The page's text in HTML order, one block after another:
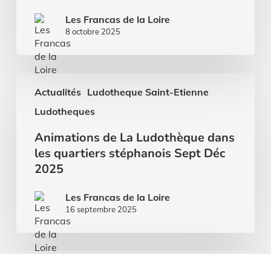
DeverchèreLes Francas de la Loire
8 octobre 2025
Actualités Ludotheque Saint-Etienne
Ludotheques
dans
quartiers
stéphanois
2025
Animations de La Ludothèque dans
les quartiers stéphanois Sept Déc
2025
Les Francas de la Loire
16 septembre 2025